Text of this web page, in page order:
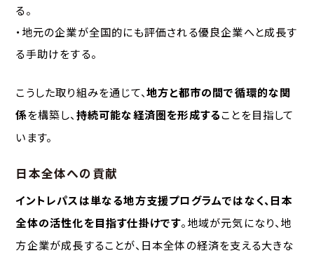
る。
・地元の企業が全国的にも評価される優良企業へと成長す
る手助けをする。
こうした取り組みを通じて、地方と都市の間で循環的な関
係を構築し、 持続可能な経済圏を形成することを目指して
います。
日本全体への貢献
イントレパスは単なる地方支援プログラムではなく、日本
全体の活性化を目指す仕掛けです。地域が元気になり、地
方企業が成長することが、日本全体の経済を支える大きな